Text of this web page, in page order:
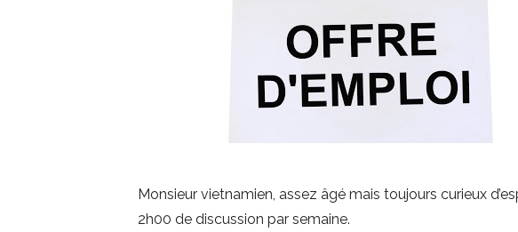
Monsieur vietnamien, assez âgé mais toujours curieux
2h00 de discussion par semaine.